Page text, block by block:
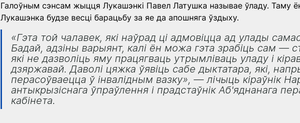
Галоўным сэнсам жыцця Лукашэнкі Павел Латушка называе ўладу. Таму
Лукашэнка будзе весці барацьбу за яе да апошняга ўздыху.
«Гэта той чалавек, які наўрад ці адмовіцца ад улады
Бадай, адзіны варыянт, калі ён можа гэта зрабіць сам —
які не дазволіць яму працягваць утрымліваць уладу і
дзяржавай. Даволі цяжка ўявіць сабе дыктатара, які,
перасоўваецца ў інвалідным вазку», — лічыць кіраўнік
антыкрызіснага ўпраўлення і прадстаўнік Аб'яднанага
кабінета.